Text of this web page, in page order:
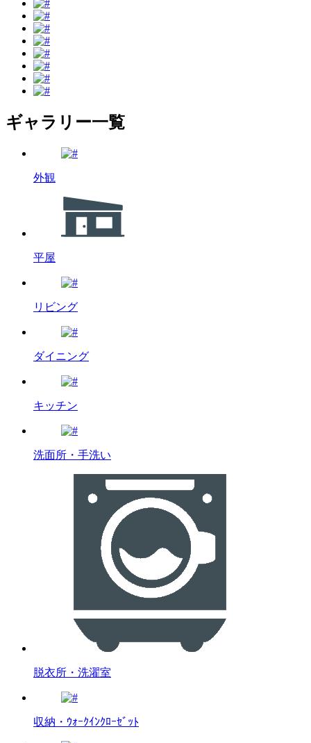
ギャラリー一覧
外観
平屋
リビング
ダイニング
キッチン
洗面所・手洗い
脱衣所・洗濯室
収納・ｳｫｰｸｲﾝｸﾛｰｾﾞｯﾄ